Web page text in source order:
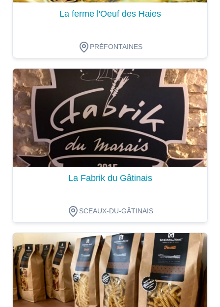
La ferme l'Oeuf des Haies
PRÉFONTAINES
Dégustation
La Fabrik du Gâtinais
SCEAUX-DU-GÂTINAIS
Dégustation